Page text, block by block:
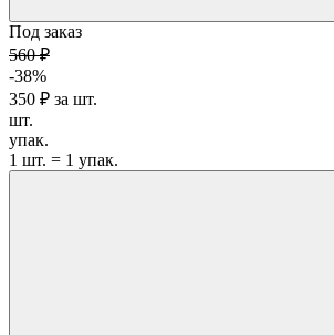
Под заказ
560 ₽
-38%
350 ₽ за шт.
шт.
упак.
1 шт. = 1 упак.